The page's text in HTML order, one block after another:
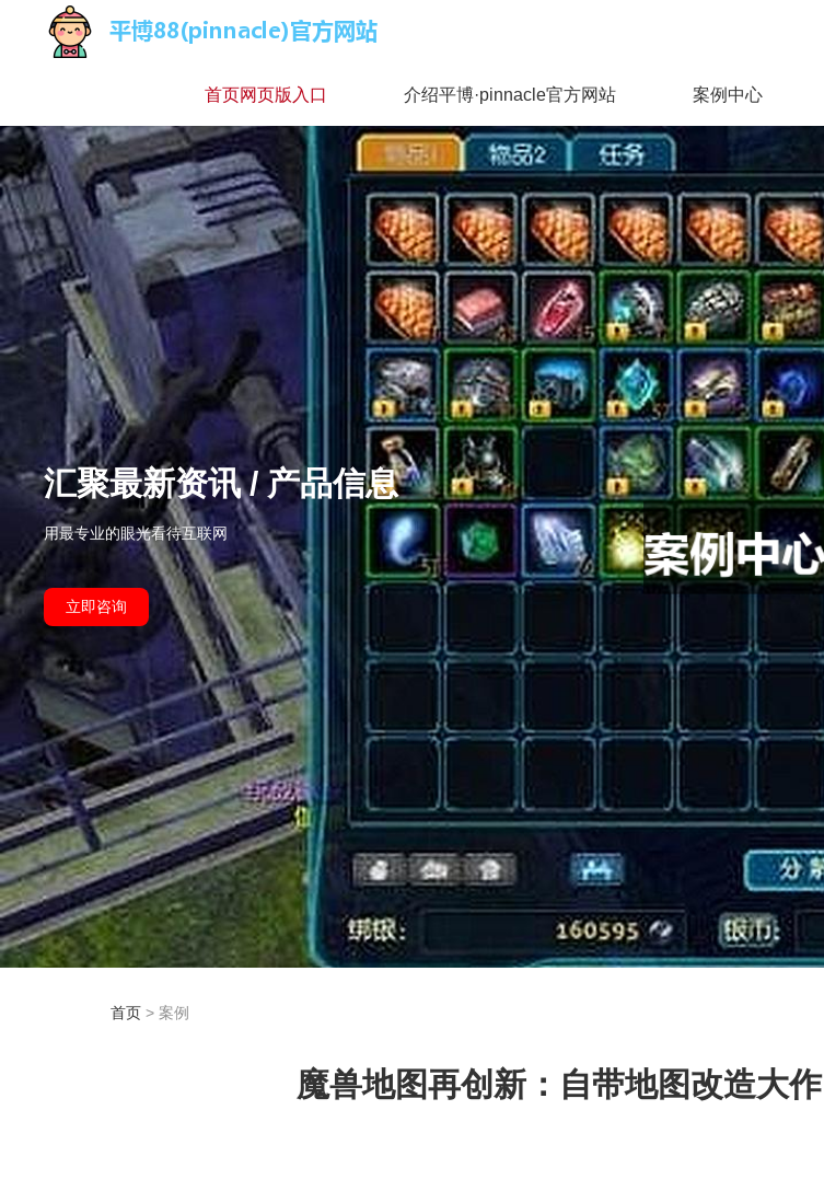
首页网页版入口 介绍平博·pinnacle官方网站 案例中心
汇聚最新资讯 / 产品信息
用最专业的眼光看待互联网
立即咨询
首页> 案例
魔兽地图再创新：自带地图改造大作